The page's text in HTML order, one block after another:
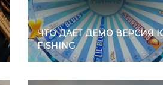
ЧТО ДАЕТ ДЕМО ВЕРСИЯ
FISHING